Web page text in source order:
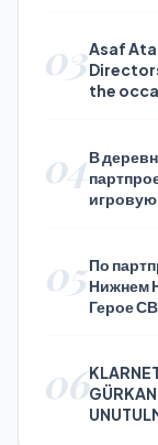
03Asaf
the
04В
05По
Нижнем
Герое
06